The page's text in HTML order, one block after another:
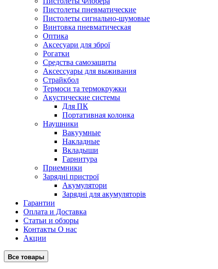
Пистолеты пневматические
Пистолеты сигнально-шумовые
Винтовка пневматическая
Оптика
Аксесуари для зброї
Рогатки
Средства самозащиты
Аксессуары для выживания
Страйкбол
Термоси та термокружки
Акустические системы
Для ПК
Портативная колонка
Наушники
Вакуумные
Накладные
Вкладыши
Гарнитура
Приемники
Зарядні пристрої
Акумулятори
Зарядні для акумуляторів
Гарантии
Оплата и Доставка
Статьи и обзоры
Контакты О нас
Акции
Все товары